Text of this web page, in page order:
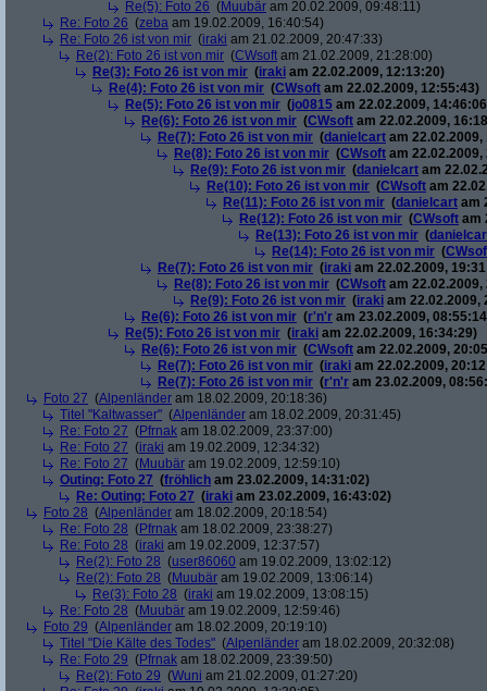
Re(5): Foto 26 (Muubär am 20.02.2009, 09:48:11)
Re: Foto 26 (zeba am 19.02.2009, 16:40:54)
Re: Foto 26 ist von mir (iraki am 21.02.2009, 20:47:33)
Re(2): Foto 26 ist von mir (CWsoft am 21.02.2009, 21:28:00)
Re(3): Foto 26 ist von mir (iraki am 22.02.2009, 12:13:20)
Re(4): Foto 26 ist von mir (CWsoft am 22.02.2009, 12:55:43)
Re(5): Foto 26 ist von mir (jo0815 am 22.02.2009,
Re(6): Foto 26 ist von mir (CWsoft am 22.02.2009,
Re(7): Foto 26 ist von mir (danielcart am 22.02.2009,
Re(8): Foto 26 ist von mir (CWsoft am 22.02.2009,
Re(9): Foto 26 ist von mir (danielcart am
Re(10): Foto 26 ist von mir (CWsoft am
Re(11): Foto 26 ist von mir (danielcart am
Re(12): Foto 26 ist von mir (CWsoft am
Re(13): Foto 26 ist von mir (
Re(14): Foto 26 ist von mir (
Re(7): Foto 26 ist von mir (iraki am 22.02.2009,
Re(8): Foto 26 ist von mir (CWsoft am 22.02.2009,
Re(9): Foto 26 ist von mir (iraki am 22.02.2009,
Re(6): Foto 26 ist von mir (r'n'r am 23.02.2009,
Re(5): Foto 26 ist von mir (iraki am 22.02.2009, 16:34:29)
Re(6): Foto 26 ist von mir (CWsoft am 22.02.2009,
Re(7): Foto 26 ist von mir (iraki am 22.02.2009,
Re(7): Foto 26 ist von mir (r'n'r am 23.02.2009,
Foto 27 (Alpenländer am 18.02.2009, 20:18:36)
Titel "Kaltwasser" (Alpenländer am 18.02.2009, 20:31:45)
Re: Foto 27 (Pfrnak am 18.02.2009, 23:37:00)
Re: Foto 27 (iraki am 19.02.2009, 12:34:32)
Re: Foto 27 (Muubär am 19.02.2009, 12:59:10)
Outing: Foto 27 (fröhlich am 23.02.2009, 14:31:02)
Re: Outing: Foto 27 (iraki am 23.02.2009, 16:43:02)
Foto 28 (Alpenländer am 18.02.2009, 20:18:54)
Re: Foto 28 (Pfrnak am 18.02.2009, 23:38:27)
Re: Foto 28 (iraki am 19.02.2009, 12:37:57)
Re(2): Foto 28 (user86060 am 19.02.2009, 13:02:12)
Re(2): Foto 28 (Muubär am 19.02.2009, 13:06:14)
Re(3): Foto 28 (iraki am 19.02.2009, 13:08:15)
Re: Foto 28 (Muubär am 19.02.2009, 12:59:46)
Foto 29 (Alpenländer am 18.02.2009, 20:19:10)
Titel "Die Kälte des Todes" (Alpenländer am 18.02.2009, 20:32:08)
Re: Foto 29 (Pfrnak am 18.02.2009, 23:39:50)
Re(2): Foto 29 (Wuni am 21.02.2009, 01:27:20)